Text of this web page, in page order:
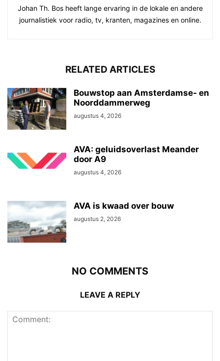
Johan Th. Bos heeft lange ervaring in de lokale en andere
journalistiek voor radio, tv, kranten, magazines en online.
RELATED ARTICLES
Bouwstop aan Amsterdamse- en
Noorddammerweg
augustus 4, 2026
AVA: geluidsoverlast Meander
door A9
augustus 4, 2026
AVA is kwaad over bouw
augustus 2, 2026
NO COMMENTS
LEAVE A REPLY